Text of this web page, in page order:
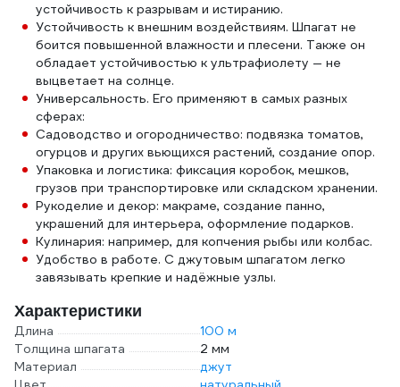
устойчивость к разрывам и истиранию.
Устойчивость к внешним воздействиям. Шпагат не
боится повышенной влажности и плесени. Также он
обладает устойчивостью к ультрафиолету — не
выцветает на солнце.
Универсальность. Его применяют в самых разных
сферах:
Садоводство и огородничество: подвязка томатов,
огурцов и других вьющихся растений, создание опор.
Упаковка и логистика: фиксация коробок, мешков,
грузов при транспортировке или складском хранении.
Рукоделие и декор: макраме, создание панно,
украшений для интерьера, оформление подарков.
Кулинария: например, для копчения рыбы или колбас.
Удобство в работе. С джутовым шпагатом легко
завязывать крепкие и надёжные узлы.
Характеристики
Длина
100 м
Толщина шпагата
2 мм
Материал
джут